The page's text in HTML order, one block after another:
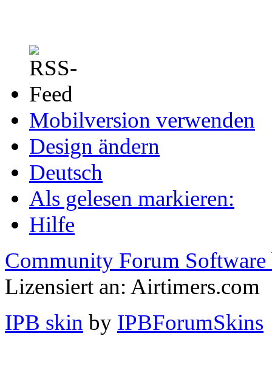
Mobilversion verwenden
Design ändern
Deutsch
Als gelesen markieren:
Hilfe
Community Forum Software
Lizensiert an: Airtimers.com
IPB skin by IPBForumSkins